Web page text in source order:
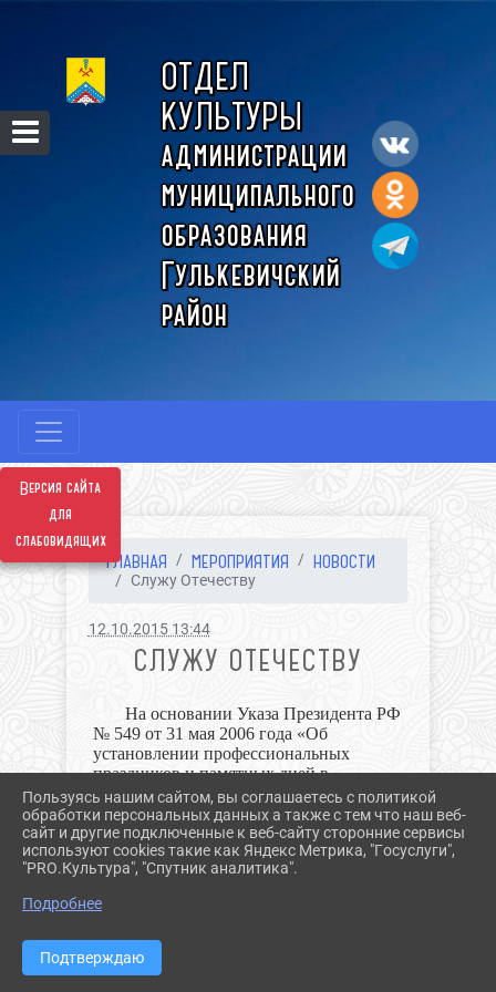
Версия сайта
для
слабовидящих
ОТДЕЛ
КУЛЬТУРЫ
администрации
муниципального
образования
Гулькевичский
район
ГЛАВНАЯ МЕРОПРИЯТИЯ НОВОСТИ
Служу Отечеству
12.10.2015 13:44
СЛУЖУ ОТЕЧЕСТВУ
На основании Указа Президента РФ
№ 549 от 31 мая 2006 года «Об
установлении профессиональных
праздников и памятных дней в
Вооружённых силах Российской
Федерации» ежегодно 1 октября
отмечается День Сухопутных войск.
Сектор Краеведения
районной библиотеки для
(территориального) г. Гулькевичи
провел видеолекторий «Сухопутные
Пользуясь нашим сайтом, вы соглашаетесь с политикой
обработки персональных данных а также с тем что наш веб-
сайт и другие подключенные к веб-сайту сторонние сервисы
используют cookies такие как Яндекс Метрика, "Госуслуги",
"PRO.Культура", "Спутник аналитика".
Подробнее
Подтверждаю